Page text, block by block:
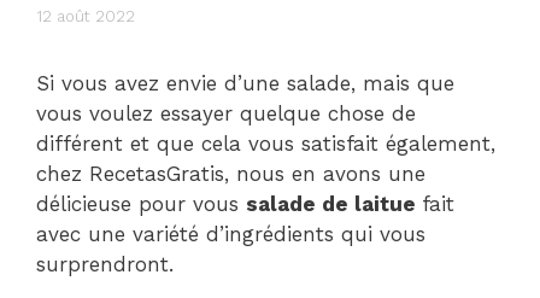
12 août 2022
Si vous avez envie d’une salade, mais que
vous voulez essayer quelque chose de
différent et que cela vous satisfait également,
chez RecetasGratis, nous en avons une
délicieuse pour vous salade de laitue fait
avec une variété d’ingrédients qui vous
surprendront.